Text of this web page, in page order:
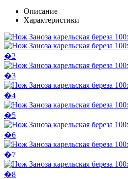
Описание
Характеристики